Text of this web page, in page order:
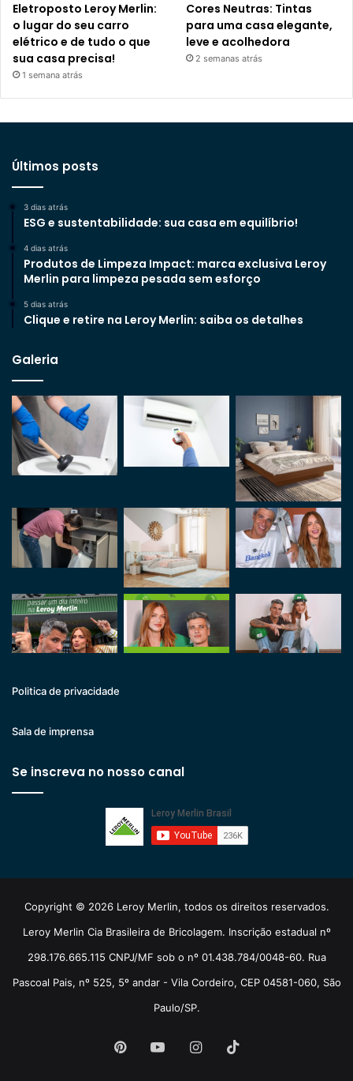
Eletroposto Leroy Merlin:
o lugar do seu carro
elétrico e de tudo o que
sua casa precisa!
1 semana atrás
Cores Neutras: Tintas
para uma casa elegante,
leve e acolhedora
2 semanas atrás
Últimos posts
3 dias atrás
ESG e sustentabilidade: sua casa em equilíbrio!
4 dias atrás
Produtos de Limpeza Impact: marca exclusiva Leroy
Merlin para limpeza pesada sem esforço
5 dias atrás
Clique e retire na Leroy Merlin: saiba os detalhes
Galeria
Politica de privacidade
Sala de imprensa
Se inscreva no nosso canal
Copyright © 2026 Leroy Merlin, todos os direitos reservados.
Leroy Merlin Cia Brasileira de Bricolagem. Inscrição estadual nº
298.176.665.115 CNPJ/MF sob o nº 01.438.784/0048-60. Rua
Pascoal Pais, nº 525, 5º andar - Vila Cordeiro, CEP 04581-060, São
Paulo/SP.
PinterestYouTubeInstagram